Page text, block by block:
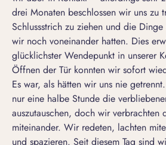
drei Monaten beschlossen wir uns zu
Schlussstrich zu ziehen und die
wir noch voneinander hatten. Dies
glücklichster Wendepunkt in unserer
Öffnen der Tür konnten wir sofort
Es war, als hätten wir uns nie
nur eine halbe Stunde die
auszutauschen, doch wir verbrachten
miteinander. Wir redeten, lachten
und spazieren. Seit diesem Tag sind